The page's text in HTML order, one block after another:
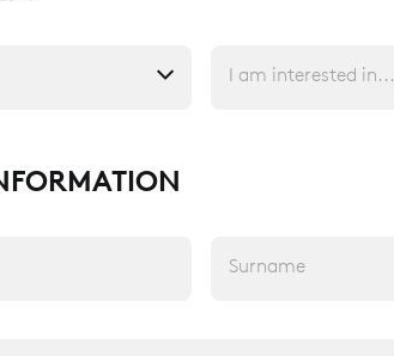
I am interested in...
Surname